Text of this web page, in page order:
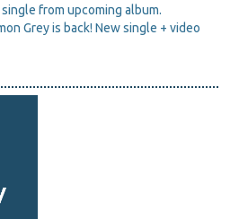
from upcoming album.
Grey is back! New single + video